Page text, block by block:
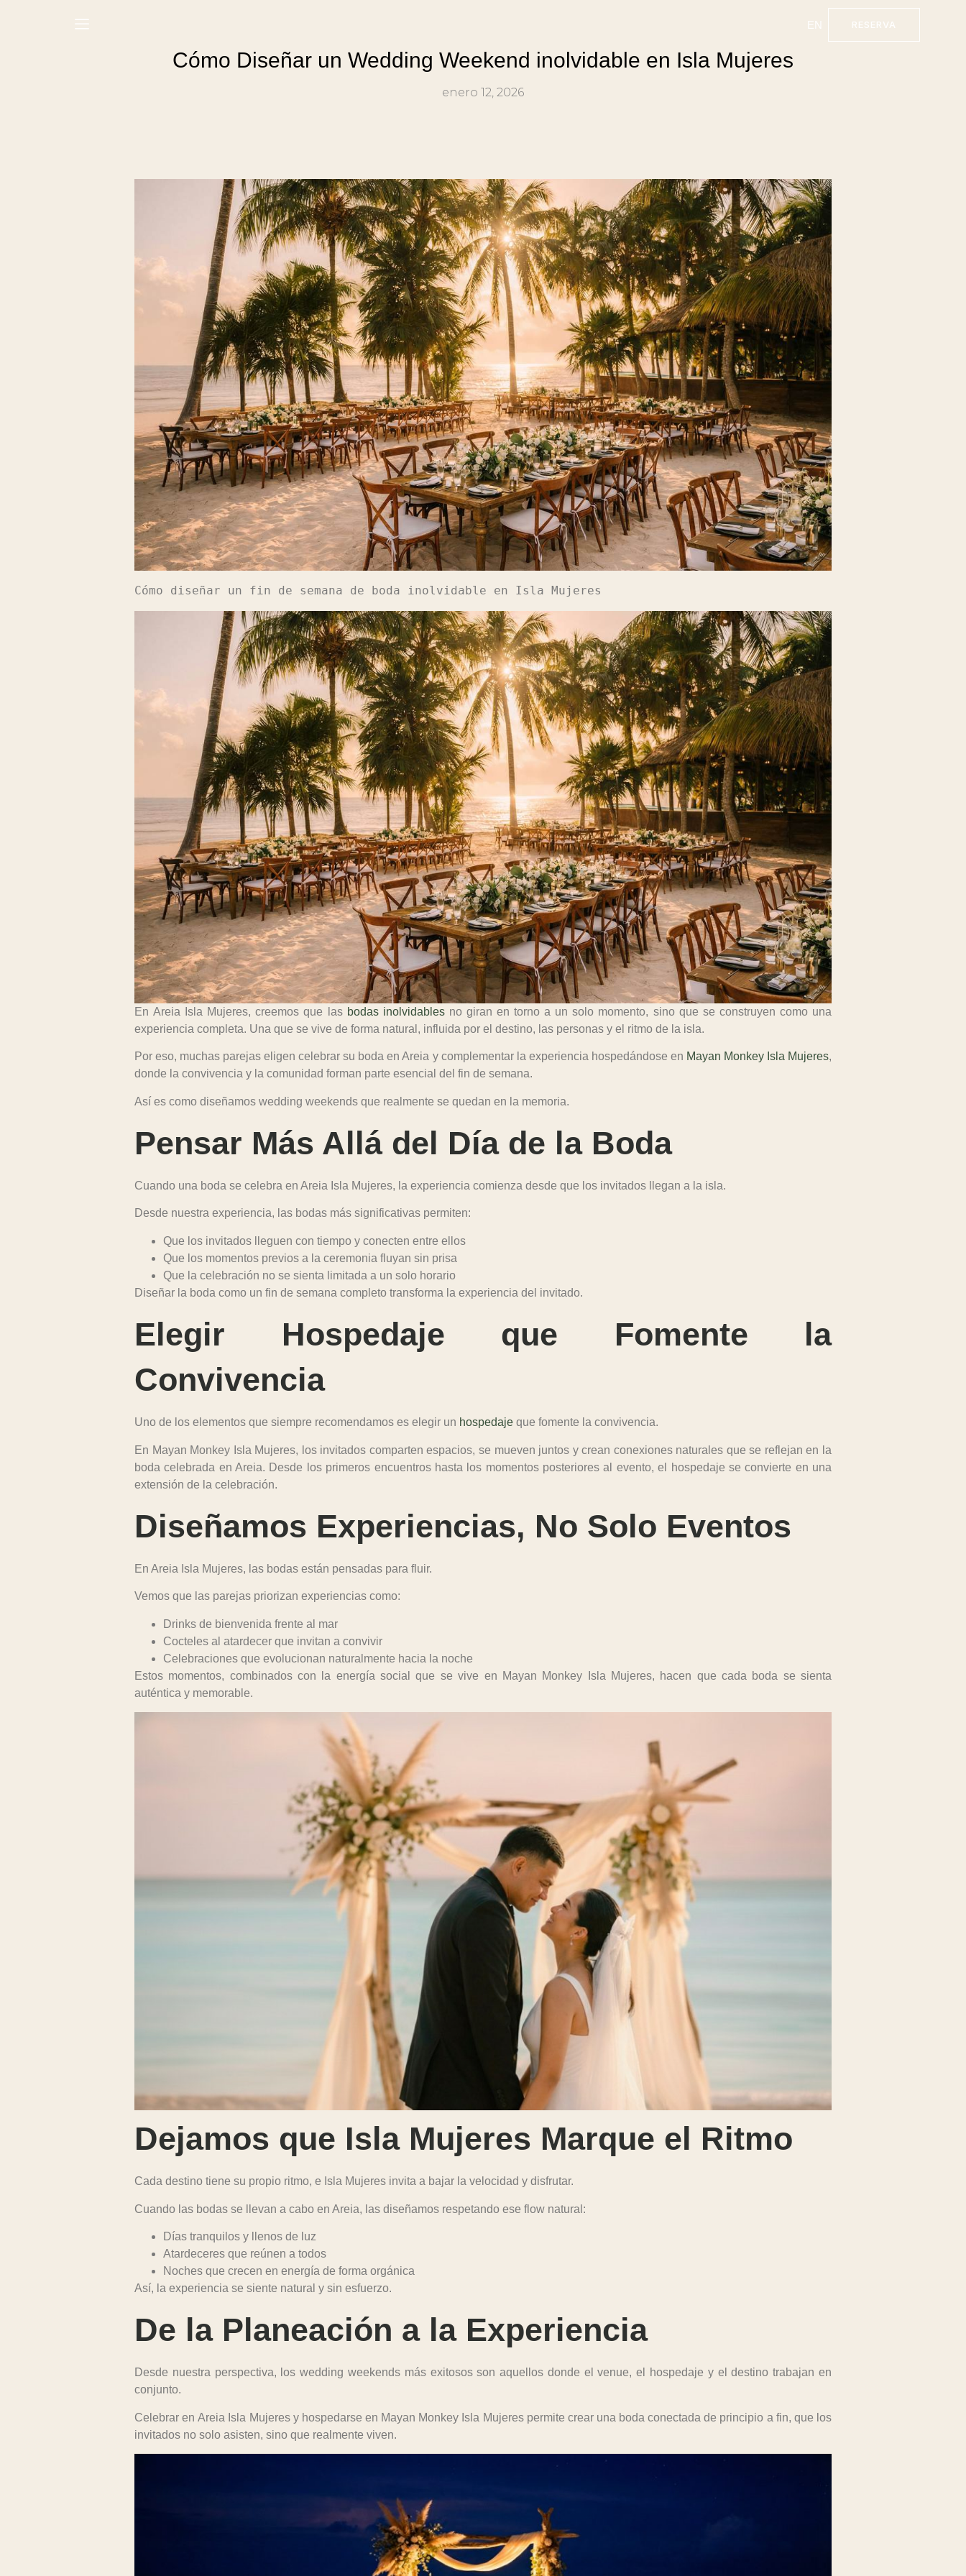
EN RESERVA
Cómo Diseñar un Wedding Weekend inolvidable en Isla Mujeres
enero 12, 2026
Cómo diseñar un fin de semana de boda inolvidable en Isla Mujeres
EnAreia Isla Mujeres, creemos que las bodas inolvidablesno giran en torno a un solo momento, sino que se construyen como una
experiencia completa. Una que se vive de forma natural, influida por el destino, las personas y el ritmo de la isla.
Por eso, muchas parejas eligen celebrar su boda en Areia y complementar la experiencia hospedándose en Mayan Monkey Isla Mujeres,
donde la convivencia y la comunidad forman parte esencial del fin de semana.
Así es como diseñamos wedding weekends que realmente se quedan en la memoria.
Pensar Más Allá del Día de la Boda
Cuando una boda se celebra en Areia Isla Mujeres, la experiencia comienza desde que los invitados llegan a la isla.
Desde nuestra experiencia, las bodas más significativas permiten:
Que los invitados lleguen con tiempo y conecten entre ellos
Que los momentos previos a la ceremonia fluyan sin prisa
Que la celebración no se sienta limitada a un solo horario
Diseñar la boda como un fin de semana completo transforma la experiencia del invitado.
Elegir Hospedaje que Fomente la
Convivencia
Uno de los elementos que siempre recomendamos es elegir un hospedaje que fomente la convivencia.
En Mayan Monkey Isla Mujeres, los invitados comparten espacios, se mueven juntos y crean conexiones naturales que se reflejan en la
boda celebrada en Areia. Desde los primeros encuentros hasta los momentos posteriores al evento, el hospedaje se convierte en una
extensión de la celebración.
Diseñamos Experiencias, No Solo Eventos
En Areia Isla Mujeres, las bodas están pensadas para fluir.
Vemos que las parejas priorizan experiencias como:
Drinks de bienvenida frente al mar
Cocteles al atardecer que invitan a convivir
Celebraciones que evolucionan naturalmente hacia la noche
Estos momentos, combinados con la energía social que se vive en Mayan Monkey Isla Mujeres, hacen que cada boda se sienta
auténtica y memorable.
Dejamos que Isla Mujeres Marque el Ritmo
Cada destino tiene su propio ritmo, e Isla Mujeres invita a bajar la velocidad y disfrutar.
Cuando las bodas se llevan a cabo en Areia, las diseñamos respetando ese flow natural:
Días tranquilos y llenos de luz
Atardeceres que reúnen a todos
Noches que crecen en energía de forma orgánica
Así, la experiencia se siente natural y sin esfuerzo.
De la Planeación a la Experiencia
Desde nuestra perspectiva, los wedding weekends más exitosos son aquellos donde el venue, el hospedaje y el destino trabajan en
conjunto.
Celebrar enAreia Isla Mujeresy hospedarse en Mayan Monkey Isla Mujerespermite crear una boda conectada de principio a fin, que los
invitados no solo asisten, sino que realmente viven.